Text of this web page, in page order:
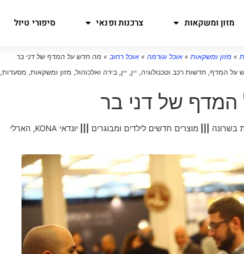
מזון ומשקאות צרכנות ופנאי סיפורי טיול
» מזון ומשקאות » אוכל וגורמה » אוכל רחוב » מה חדש על המדף של דני בר
על המדף, חדשות רכב וטכנולוגיה, יין, יין, בירה ואלכוהול, מזון ומשקאות, מסעדות,
של דני בר
בשרונה מוצרים חדשים לילדים ומבוגרים
יונדאי KONA, הארלי